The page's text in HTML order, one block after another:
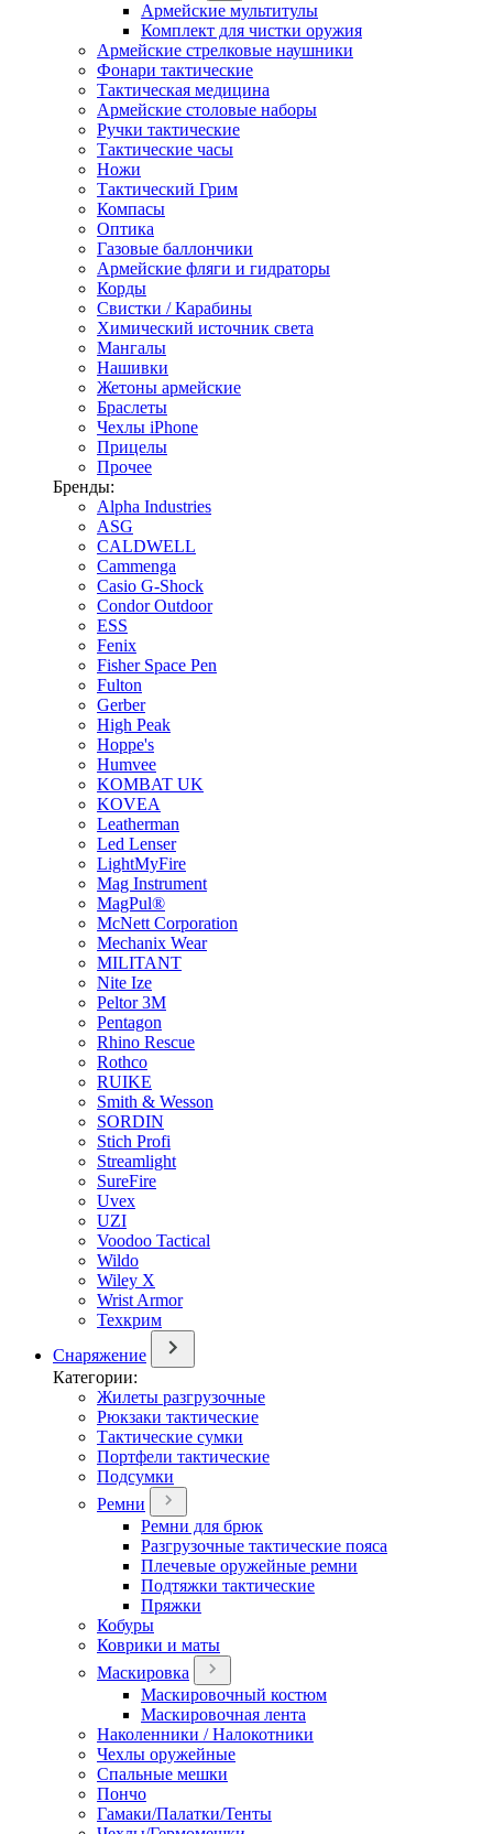
Армейские мультитулы
Комплект для чистки оружия
Армейские стрелковые наушники
Фонари тактические
Тактическая медицина
Армейские столовые наборы
Ручки тактические
Тактические часы
Ножи
Тактический Грим
Компасы
Оптика
Газовые баллончики
Армейские фляги и гидраторы
Корды
Свистки / Карабины
Химический источник света
Мангалы
Нашивки
Жетоны армейские
Браслеты
Чехлы iPhone
Прицелы
Прочее
Бренды:
Alpha Industries
ASG
CALDWELL
Cammenga
Casio G-Shock
Condor Outdoor
ESS
Fenix
Fisher Space Pen
Fulton
Gerber
High Peak
Hoppe's
Humvee
KOMBAT UK
KOVEA
Leatherman
Led Lenser
LightMyFire
Mag Instrument
MagPul®
McNett Corporation
Mechanix Wear
MILITANT
Nite Ize
Peltor 3M
Pentagon
Rhino Rescue
Rothco
RUIKE
Smith & Wesson
SORDIN
Stich Profi
Streamlight
SureFire
Uvex
UZI
Voodoo Tactical
Wildo
Wiley X
Wrist Armor
Техкрим
Снаряжение
Категории:
Жилеты разгрузочные
Рюкзаки тактические
Тактические сумки
Портфели тактические
Подсумки
Ремни
Ремни для брюк
Разгрузочные тактические пояса
Плечевые оружейные ремни
Подтяжки тактические
Пряжки
Кобуры
Коврики и маты
Маскировка
Маскировочный костюм
Маскировочная лента
Наколенники / Налокотники
Чехлы оружейные
Спальные мешки
Пончо
Гамаки/Палатки/Тенты